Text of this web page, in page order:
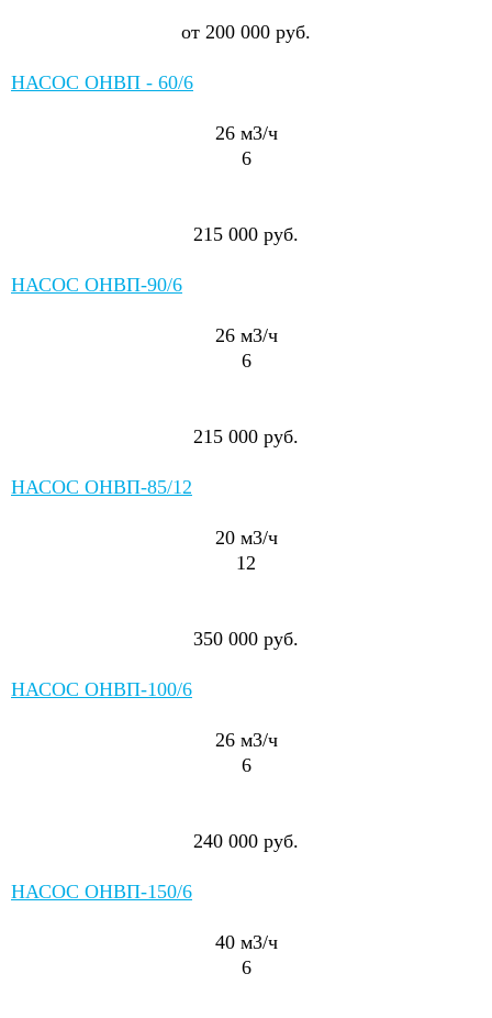
от 200 000 руб.
НАСОС ОНВП - 60/6
26 м3/ч
6
215 000 руб.
НАСОС ОНВП-90/6
26 м3/ч
6
215 000 руб.
НАСОС ОНВП-85/12
20 м3/ч
12
350 000 руб.
НАСОС ОНВП-100/6
26 м3/ч
6
240 000 руб.
НАСОС ОНВП-150/6
40 м3/ч
6